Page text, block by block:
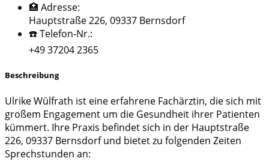
🏥 Adresse:
Hauptstraße 226, 09337 Bernsdorf
☎️ Telefon-Nr.:
+49 37204 2365
Beschreibung
Ulrike Wülfrath ist eine erfahrene Fachärztin, die sich mit
großem Engagement um die Gesundheit ihrer Patienten
kümmert. Ihre Praxis befindet sich in der Hauptstraße
226, 09337 Bernsdorf und bietet zu folgenden Zeiten
Sprechstunden an: